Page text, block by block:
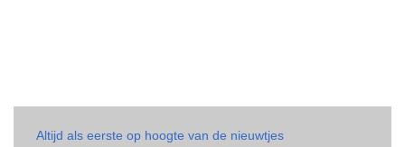
Altijd als eerste op hoogte van de nieuwtjes